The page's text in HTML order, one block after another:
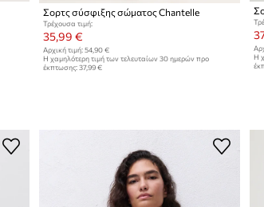
Σορτς σύσφιξης σώματος Chantelle
Τρέχουσα τιμή:
35,99 €
Αρχική τιμή: 54,90 €
Η χαμηλότερη τιμή των τελευταίων 30 ημερών προ
έκπτωσης: 37,99 €
Η